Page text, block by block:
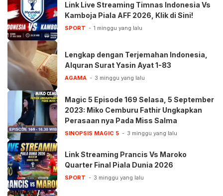
Link Live Streaming Timnas Indonesia Vs
Kamboja Piala AFF 2026, Klik di Sini!
SPORT 1 minggu yang lalu
Lengkap dengan Terjemahan Indonesia,
Alquran Surat Yasin Ayat 1-83
AGAMA 3 minggu yang lalu
Magic 5 Episode 169 Selasa, 5 September
2023: Miko Cemburu Fathir Ungkapkan
Perasaan nya Pada Miss Salma
SINOPSIS MAGIC 5 3 minggu yang lalu
Link Streaming Prancis Vs Maroko
Quarter Final Piala Dunia 2026
SPORT 3 minggu yang lalu